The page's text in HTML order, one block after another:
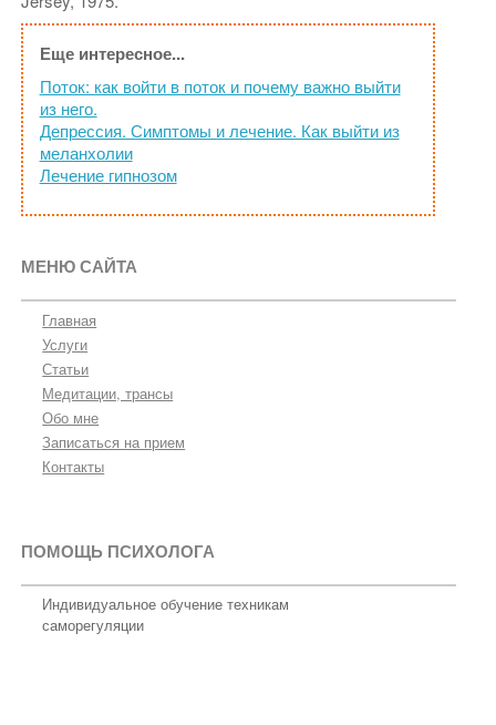
Еще интересное...
Поток: как войти в поток и почему важно выйти
из него.
Депрессия. Симптомы и лечение. Как выйти из
меланхолии
Лечение гипнозом
МЕНЮ САЙТА
Главная
Услуги
Статьи
Медитации, трансы
Обо мне
Записаться на прием
Контакты
ПОМОЩЬ ПСИХОЛОГА
Индивидуальное обучение техникам
саморегуляции